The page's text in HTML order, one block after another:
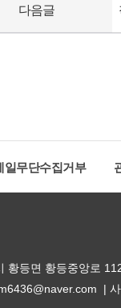
다음글
일무단수집거부
황등면 황등중앙로
|